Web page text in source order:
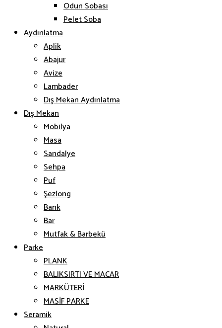
Odun Sobası
Pelet Soba
Aydınlatma
Aplik
Abajur
Avize
Lambader
Dış Mekan Aydınlatma
Dış Mekan
Mobilya
Masa
Sandalye
Sehpa
Puf
Şezlong
Bank
Bar
Mutfak & Barbekü
Parke
PLANK
BALIKSIRTI VE MACAR
MARKÜTERİ
MASİF PARKE
Seramik